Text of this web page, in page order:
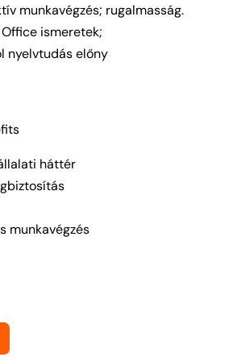
munkavégzés; rugalmasság.
ismeretek;
nyelvtudás előny
háttér
munkavégzés